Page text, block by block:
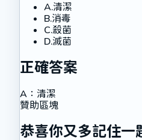
A.清潔
B.消毒
C.殺菌
D.滅菌
正確答案
A ： 清潔
贊助區塊
恭喜你又多記住一